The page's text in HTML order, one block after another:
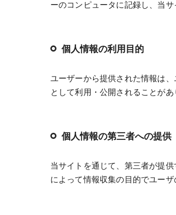
ーのコンピュータに記録し、当
個人情報の利用目的
ユーザーから提供された情報は
として利用・公開されることがあ
個人情報の第三者への提供
当サイトを通じて、第三者が提
によって情報収集の目的でユー